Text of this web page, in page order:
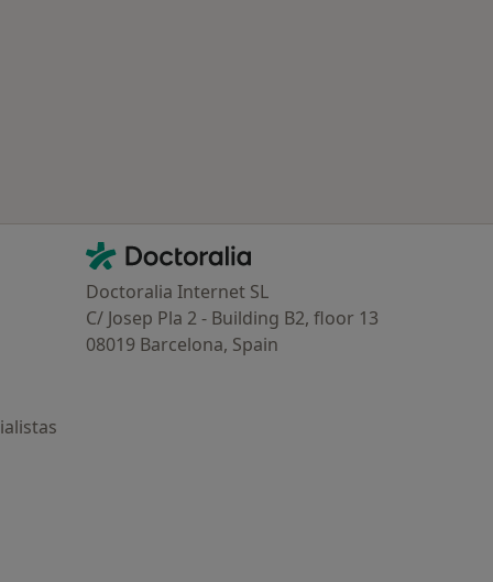
Contacto
Doctoralia - Página de inicio
Doctoralia Internet SL
C/ Josep Pla 2 - Building B2, floor 13
08019 Barcelona, Spain